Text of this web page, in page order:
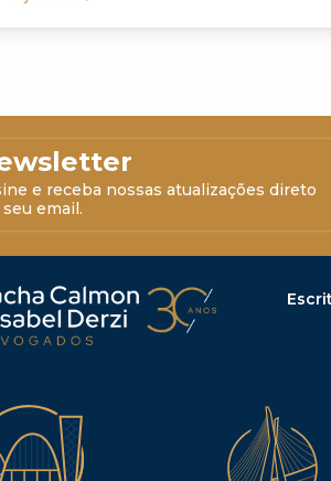
e receba nossas atualizações direto
email.